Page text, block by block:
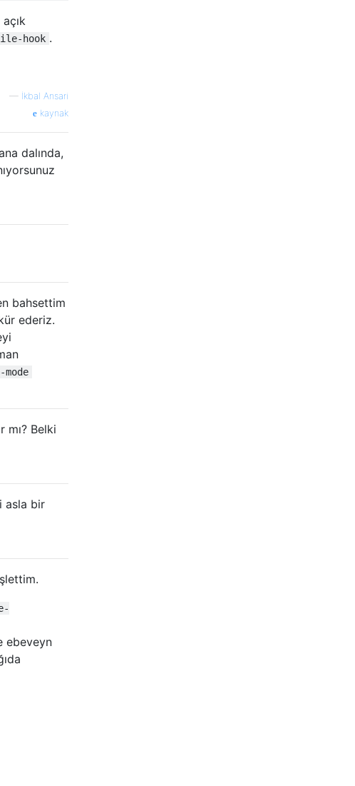
hook .
— İkbal Ansari
kaynak
dalında,
bahsettim
ederiz.
mode
Belki
asla bir
ebeveyn